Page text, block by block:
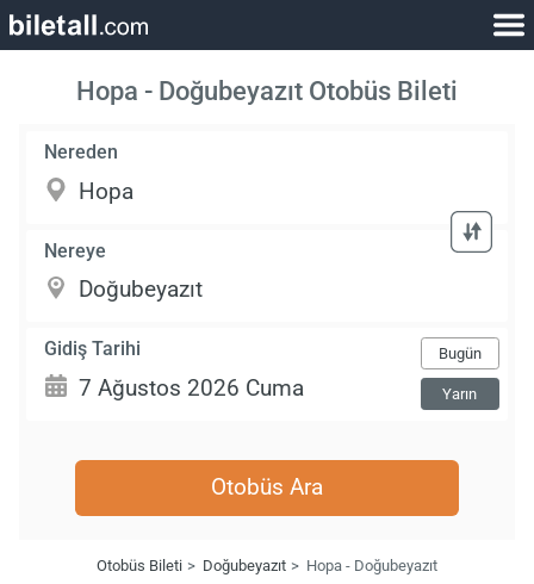
Hopa - Doğubeyazıt Otobüs Bileti
Nereden
Nereye
Gidiş Tarihi Bugün
Yarın
Otobüs Ara
Otobüs Bileti Doğubeyazıt Hopa - Doğubeyazıt